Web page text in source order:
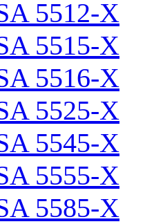
5512-X
5515-X
5516-X
5525-X
5545-X
5555-X
5585-X